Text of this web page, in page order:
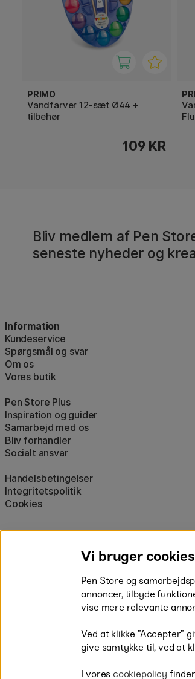
PRIMO
Vandfarver 12-sæt Ø44 +
tilbehør
109 KR
Bliv medlem af Pen
seneste nyheder og
Information
Kundeservice
Spørgsmål og svar
Om os
Vores butik
Pen Store Plus
Inspiration og guider
Samarbejd med os
Bliv forhandler
Socialt ansvar
Handelsbetingelser
Integritetspolitik
Cookies
Betal
Vi bruger cookies
Pen Store og
annoncer, tilbyde
vise mere relevante
Ved at klikke ”Accepter”
give samtykke til, ved at
I vores cookiepolicy